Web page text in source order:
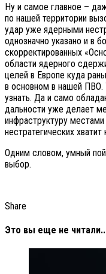
Ну и самое главное –
по нашей территории
удар уже ядерными
однозначно указано и в
скорректированных
области ядерного
целей в Европе куда
в основном в нашей ПВО.
узнать. Да и само
дальности уже делает
инфраструктуру
нестратегических
Одним словом, умный
выбор.
Share
Это вы еще не